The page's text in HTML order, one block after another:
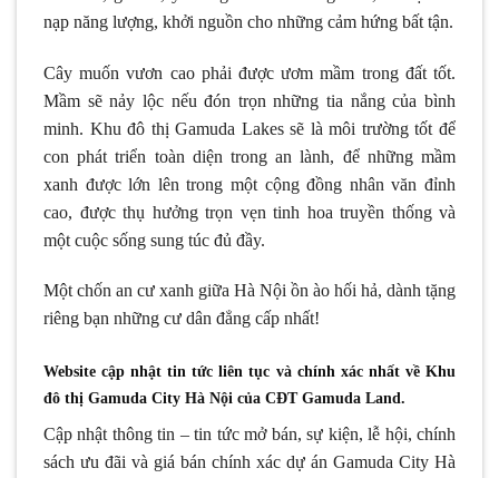
nạp năng lượng, khởi nguồn cho những cảm hứng bất tận.
Cây muốn vươn cao phải được ươm mầm trong đất tốt.
Mầm sẽ nảy lộc nếu đón trọn những tia nắng của bình
minh. Khu đô thị Gamuda Lakes sẽ là môi trường tốt để
con phát triển toàn diện trong an lành, để những mầm
xanh được lớn lên trong một cộng đồng nhân văn đỉnh
cao, được thụ hưởng trọn vẹn tinh hoa truyền thống và
một cuộc sống sung túc đủ đầy.
Một chốn an cư xanh giữa Hà Nội ồn ào hối hả, dành tặng
riêng bạn những cư dân đẳng cấp nhất!
Website cập nhật tin tức liên tục và chính xác nhất về Khu
đô thị Gamuda City Hà Nội của CĐT Gamuda Land.
Cập nhật thông tin – tin tức mở bán, sự kiện, lễ hội, chính
sách ưu đãi và giá bán chính xác dự án Gamuda City Hà